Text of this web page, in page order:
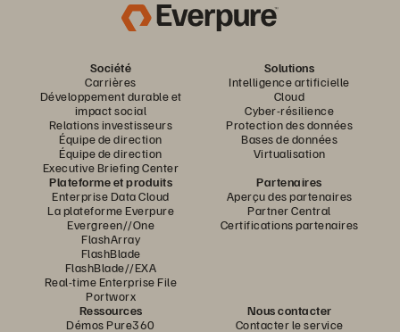
Société
Carrières
Développement durable et
impact social
Relations investisseurs
Équipe de direction
Équipe de direction
Executive Briefing Center
Solutions
Intelligence artificielle
Cloud
Cyber-résilience
Protection des données
Bases de données
Virtualisation
Plateforme et produits
Enterprise Data Cloud
La plateforme Everpure
Evergreen//One
FlashArray
FlashBlade
FlashBlade//EXA
Real-time Enterprise File
Portworx
Partenaires
Aperçu des partenaires
Partner Central
Certifications partenaires
Ressources
Démos Pure360
Nous contacter
Contacter le service